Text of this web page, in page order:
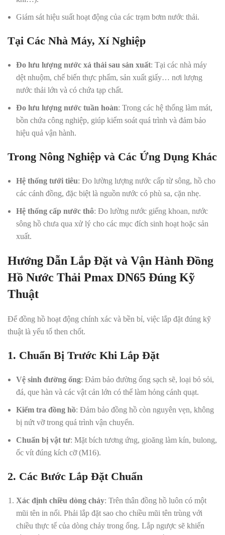
Giám sát hiệu suất hoạt động của các trạm bơm nước thải.
Tại Các Nhà Máy, Xí Nghiệp
Đo lưu lượng nước xả thải sau sản xuất: Tại các nhà máy
dệt nhuộm, chế biến thực phẩm, sản xuất giấy… nơi lượng
nước thải lớn và có chứa tạp chất.
Đo lưu lượng nước tuần hoàn: Trong các hệ thống làm mát,
bồn chứa công nghiệp, giúp kiểm soát quá trình và đảm bảo
hiệu quả vận hành.
Trong Nông Nghiệp và Các Ứng Dụng Khác
Hệ thống tưới tiêu: Đo lường lượng nước cấp từ sông, hồ cho
các cánh đồng, đặc biệt là nguồn nước có phù sa, cặn nhẹ.
Hệ thống cấp nước thô: Đo lường nước giếng khoan, nước
sông hồ chưa qua xử lý cho các mục đích sinh hoạt hoặc sản
xuất.
Hướng Dẫn Lắp Đặt và Vận Hành Đồng
Hồ Nước Thải Pmax DN65 Đúng Kỹ
Thuật
Để đồng hồ hoạt động chính xác và bền bỉ, việc lắp đặt đúng kỹ
thuật là yếu tố then chốt.
1. Chuẩn Bị Trước Khi Lắp Đặt
Vệ sinh đường ống: Đảm bảo đường ống sạch sẽ, loại bỏ sỏi,
đá, que hàn và các vật cản lớn có thể làm hỏng cánh quạt.
Kiểm tra đồng hồ: Đảm bảo đồng hồ còn nguyên vẹn, không
bị nứt vỡ trong quá trình vận chuyển.
Chuẩn bị vật tư: Mặt bích tương ứng, gioăng làm kín, bulong,
ốc vít đúng kích cỡ (M16).
2. Các Bước Lắp Đặt Chuẩn
Xác định chiều dòng chảy: Trên thân đồng hồ luôn có một
mũi tên in nổi. Phải lắp đặt sao cho chiều mũi tên trùng với
chiều thực tế của dòng chảy trong ống. Lắp ngược sẽ khiến